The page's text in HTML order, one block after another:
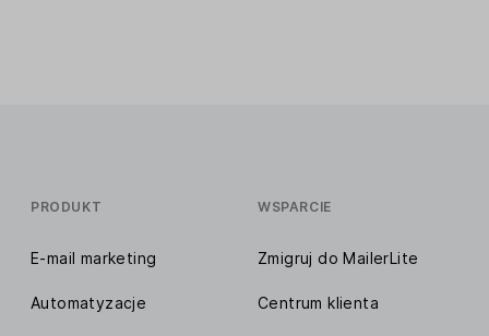
PRODUKT
E-mail marketing
Automatyzacje
WSPARCIE
Zmigruj do MailerLite
Centrum klienta